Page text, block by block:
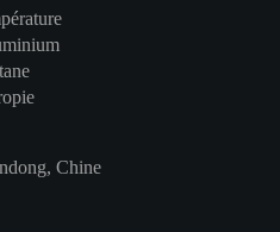
Chine